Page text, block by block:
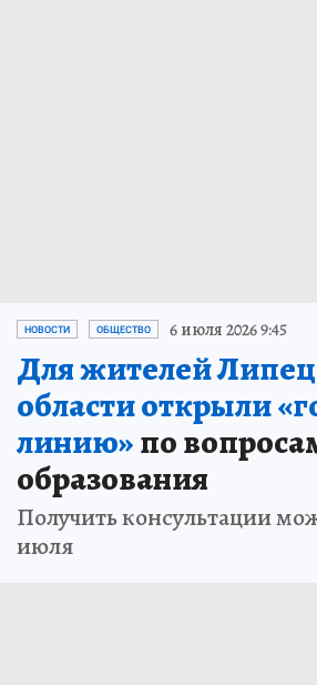
НОВОСТИ ОБЩЕСТВО 6 июля 2026 9:45
Для жителей
области открыли
линию»по
образования
Получить консультации
июля